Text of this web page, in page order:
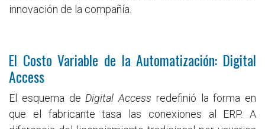
innovación de la compañía.
El Costo Variable de la Automatización: Digital
Access
El esquema de Digital Access redefinió la forma en
que el fabricante tasa las conexiones al ERP. A